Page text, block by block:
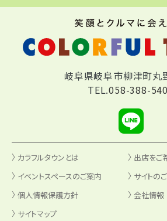
岐阜県岐阜市柳津町丸
TEL.058-388-
カラフルタウンとは
出店をご
イベントスペースのご案内
サイトの
個人情報保護方針
会社情報
サイトマップ